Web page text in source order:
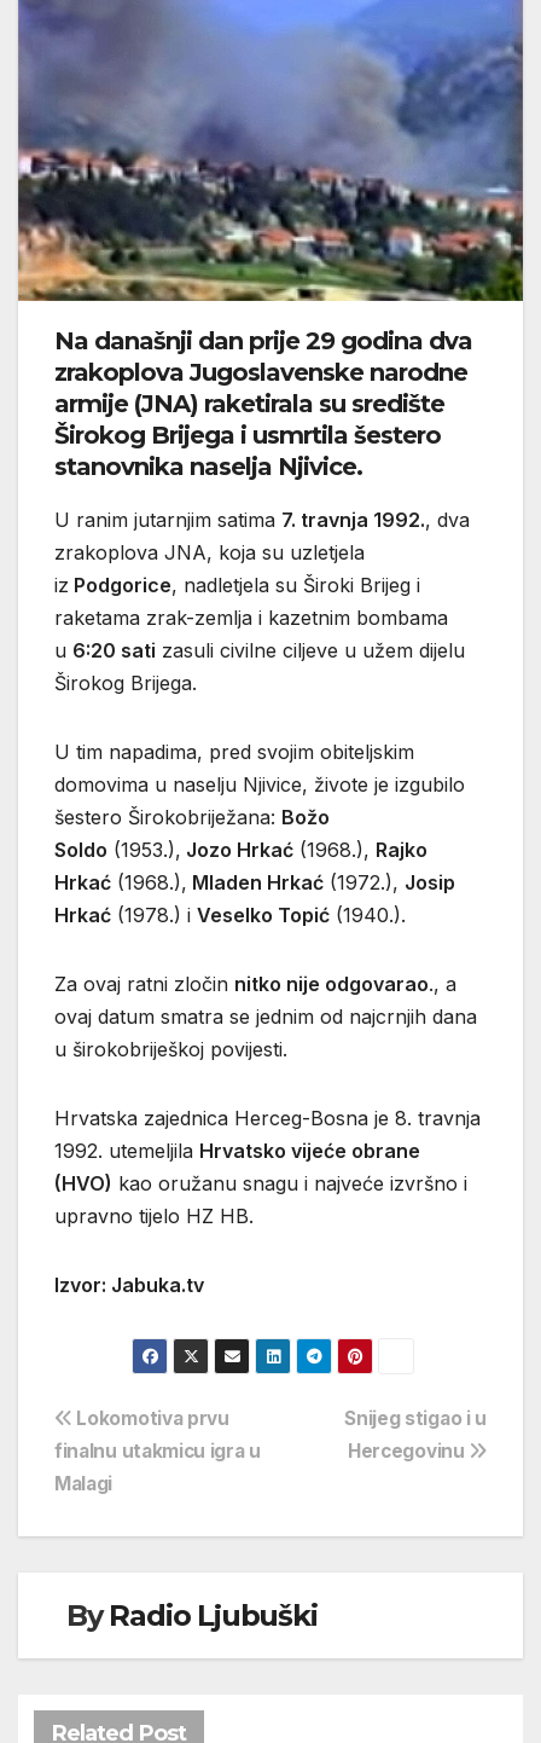
Na današnji dan prije 29 godina dva
zrakoplova Jugoslavenske narodne
armije (JNA) raketirala su središte
Širokog Brijega i usmrtila šestero
stanovnika naselja Njivice.
U ranim jutarnjim satima 7. travnja 1992., dva
zrakoplova JNA, koja su uzletjela
iz Podgorice, nadletjela su Široki Brijeg i
raketama zrak-zemlja i kazetnim bombama
u 6:20 sati zasuli civilne ciljeve u užem dijelu
Širokog Brijega.
U tim napadima, pred svojim obiteljskim
domovima u naselju Njivice, živote je izgubilo
šestero Širokobriježana: Božo
Soldo (1953.), Jozo Hrkać (1968.), Rajko
Hrkać (1968.), Mladen Hrkać (1972.), Josip
Hrkać (1978.) i Veselko Topić (1940.).
Za ovaj ratni zločin nitko nije odgovarao., a
ovaj datum smatra se jednim od najcrnjih dana
u širokobriješkoj povijesti.
Hrvatska zajednica Herceg-Bosna je 8. travnja
1992. utemeljila Hrvatsko vijeće obrane
(HVO) kao oružanu snagu i najveće izvršno i
upravno tijelo HZ HB.
Izvor: Jabuka.tv
Navigacija
objava
Snijeg stigao i u
Hercegovinu
Lokomotiva prvu
finalnu utakmicu igra u
Malagi
ByRadio Ljubuški
Related Post